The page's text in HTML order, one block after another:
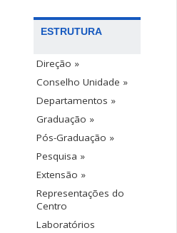
ESTRUTURA
Direção »
Conselho Unidade »
Departamentos »
Graduação »
Pós-Graduação »
Pesquisa »
Extensão »
Representações do
Centro
Laboratórios